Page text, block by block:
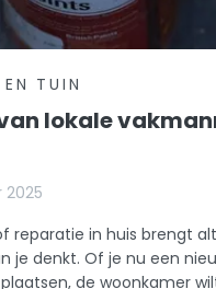
TUIN
lokale
reparatie in huis brengt
je denkt. Of je nu een
de woonkamer